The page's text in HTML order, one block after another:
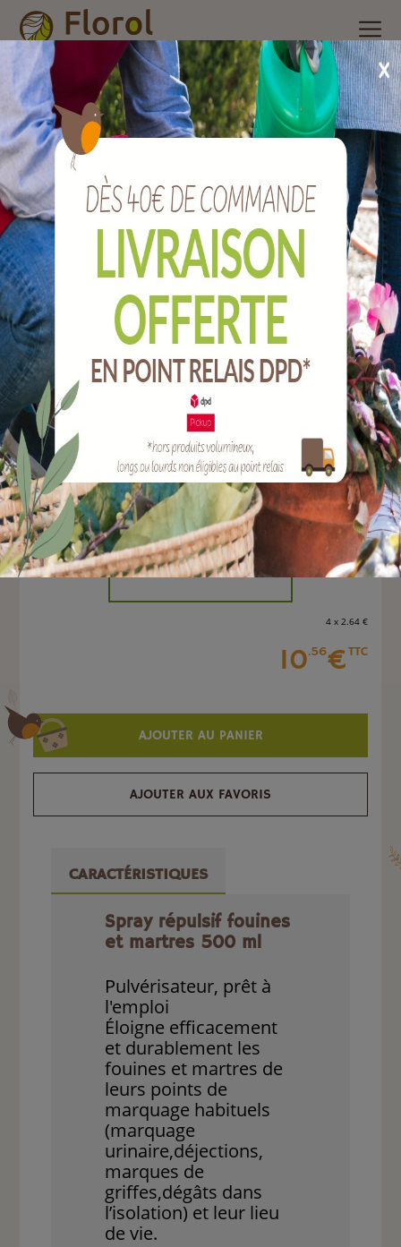
Accueil Nos produits /Insecticide ménager, raticides et
piégeage
Répulsif/Répulsif fouines 500 ml
Répulsif fouines 500 ml
Ref :
RE-ACE-00007
EAN :3308088100849
Marque :
ARMOSA PROTECTA
Quantité :
Unité
-
4 x 2.64€
10.56€TTC
AJOUTER AU PANIER
AJOUTER AUX FAVORIS
CARACTÉRISTIQUES
Spray répulsif fouines
et martres 500 ml
Pulvérisateur, prêt à
l'emploi
Éloigne efficacement
et durablement les
fouines et martres de
leurs points de
marquage habituels
(marquage
urinaire,déjections,
marques de
griffes,dégâts dans
l’isolation) et leur lieu
de vie.